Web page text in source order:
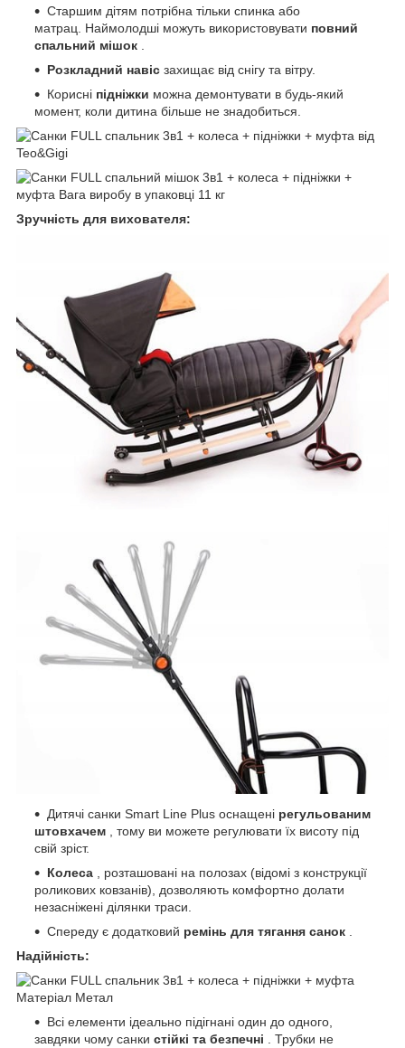
Старшим дітям потрібна тільки спинка або
матрац. Наймолодші можуть використовувати повний
спальний мішок
Розкладний навіс захищає від снігу та вітру.
Корисні підніжки можна демонтувати в будь-який
момент, коли дитина більше не знадобиться.
Зручність для вихователя:
Дитячі санки Smart Line Plus оснащені регульованим
штовхачем , тому ви можете регулювати їх висоту під
свій зріст.
Колеса , розташовані на полозах (відомі з конструкції
роликових ковзанів), дозволяють комфортно долати
незасніжені ділянки траси.
Спереду є додатковий ремінь для тягання санок
Надійність:
Всі елементи ідеально підігнані один до одного,
завдяки чому санки стійкі та безпечні . Трубки не